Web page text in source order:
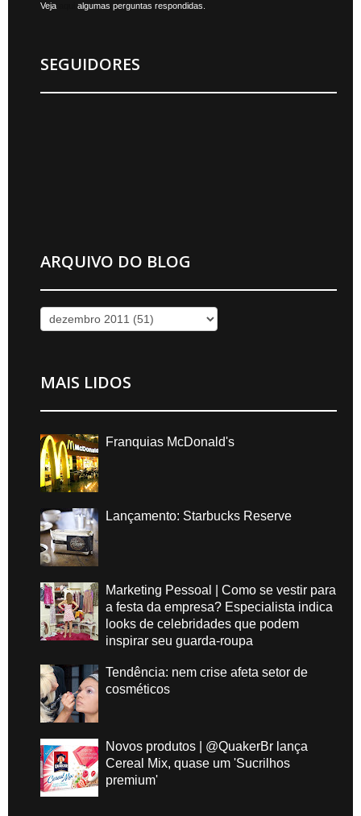
Veja
algumas perguntas respondidas.
SEGUIDORES
ARQUIVO DO BLOG
MAIS LIDOS
Franquias McDonald's
Lançamento: Starbucks Reserve
Marketing Pessoal | Como se vestir para
a festa da empresa? Especialista indica
looks de celebridades que podem
inspirar seu guarda-roupa
Tendência: nem crise afeta setor de
cosméticos
Novos produtos | @QuakerBr lança
Cereal Mix, quase um 'Sucrilhos
premium'